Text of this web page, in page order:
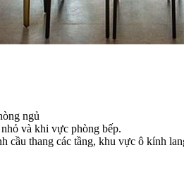
ngủ
và khi vực phòng bếp.
cầu thang các tầng, khu vực ô kính